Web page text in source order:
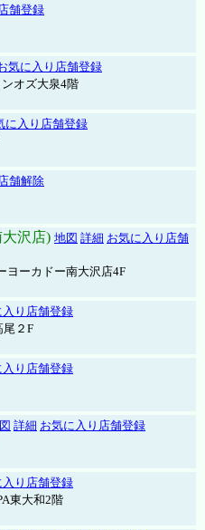
舗登録
気に入り店舗登録
オズ大泉4階
に入り店舗登録
舗解除
沢店) 地図 詳細 お気に入り店舗
ーカドー南大沢店4F
入り店舗登録
２F
入り店舗登録
詳細 お気に入り店舗登録
入り店舗登録
東大和2階